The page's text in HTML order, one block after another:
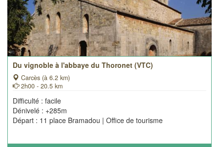
Du vignoble à l'abbaye du Thoronet (VTC)
Carcès (à 6.2 km)
2h00 - 20.5 km
Difficulté : facile
Dénivelé : +285m
Départ : 11 place Bramadou | Office de tourisme